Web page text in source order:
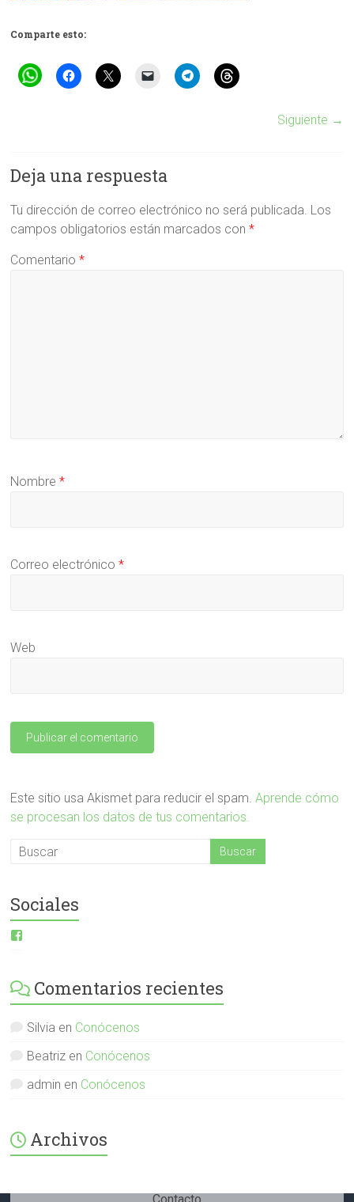
Comparte esto:
Siguiente →
Deja una respuesta
Tu dirección de correo electrónico no será publicada. Los
campos obligatorios están marcados con*
Comentario*
Nombre*
Correo electrónico*
Web
Este sitio usa Akismet para reducir el spam.Aprende cómo
se procesan los datos de tus comentarios.
Sociales
English-
Spanish-
379232072254671
en
Facebook
Comentarios recientes
Silvia en Conócenos
Beatriz en Conócenos
admin en Conócenos
Archivos